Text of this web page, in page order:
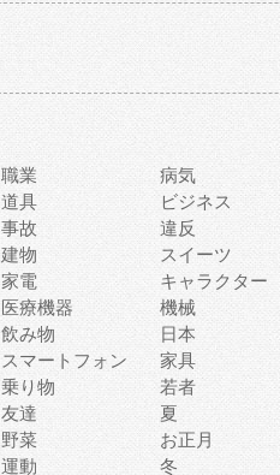
職業 病気
道具 ビジネス
事故 違反
建物 スイーツ
家電 キャラクター
医療機器 機械
飲み物 日本
スマートフォン 家具
乗り物 若者
友達 夏
野菜 お正月
運動 冬